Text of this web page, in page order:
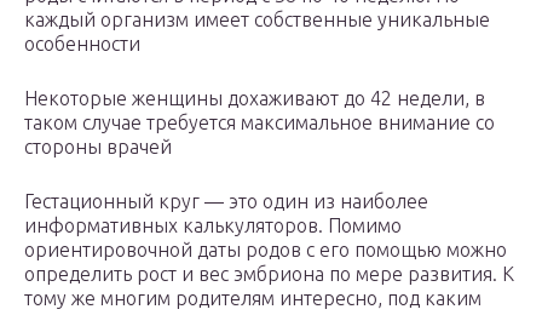
каждый организм имеет собственные уникальные
особенности
Некоторые женщины дохаживают до 42 недели, в
таком случае требуется максимальное внимание со
стороны врачей
Гестационный круг — это один из наиболее
информативных калькуляторов. Помимо
ориентировочной даты родов с его помощью можно
определить рост и вес эмбриона по мере развития. К
тому же многим родителям интересно, под каким